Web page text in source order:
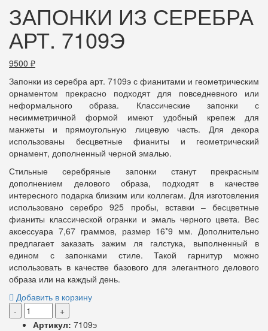
ЗАПОНКИ ИЗ СЕРЕБРА
АРТ. 7109Э
9500 ₽
Запонки из серебра арт. 7109э с фианитами и геометрическим
орнаментом прекрасно подходят для повседневного или
неформального образа. Классические запонки с
несимметричной формой имеют удобный крепеж для
манжеты и прямоугольную лицевую часть. Для декора
использованы бесцветные фианиты и геометрический
орнамент, дополненный черной эмалью.
Стильные серебряные запонки станут прекрасным
дополнением делового образа, подходят в качестве
интересного подарка близким или коллегам. Для изготовления
использовано серебро 925 пробы, вставки – бесцветные
фианиты классической огранки и эмаль черного цвета. Вес
аксессуара 7,67 граммов, размер 16*9 мм. Дополнительно
предлагает заказать зажим ля галстука, выполненный в
едином с запонками стиле. Такой гарнитур можно
использовать в качестве базового для элегантного делового
образа или на каждый день.
Добавить в корзину
-
+
Артикул: 7109э